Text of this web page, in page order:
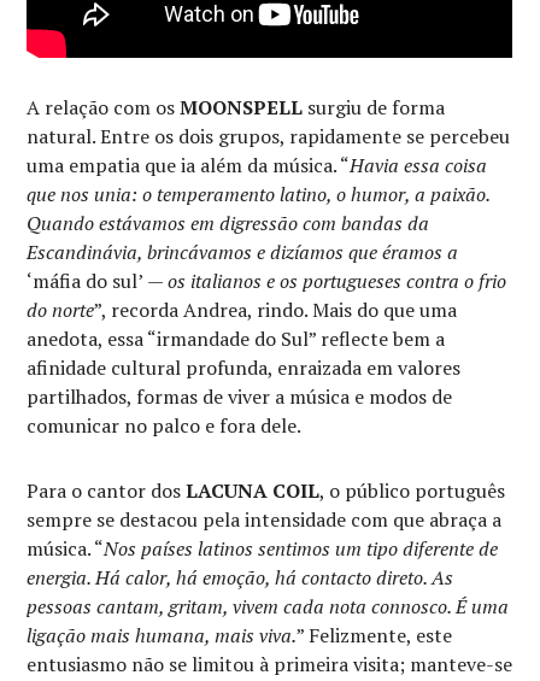
A relação com osMOONSPELL surgiu de forma
natural. Entre os dois grupos, rapidamente se percebeu
uma empatia que ia além da música. “Havia essa coisa
que nos unia: o temperamento latino, o humor, a paixão.
Quando estávamos em digressão com bandas da
Escandinávia, brincávamos e dizíamos que éramos a
‘máfia do sul’ — os italianos e os portugueses contra o frio
do norte”, recorda Andrea, rindo. Mais do que uma
anedota, essa “irmandade do Sul” reflecte bem a
afinidade cultural profunda, enraizada em valores
partilhados, formas de viver a música e modos de
comunicar no palco e fora dele.
Para o cantor dosLACUNA COIL, o público português
sempre se destacou pela intensidade com que abraça a
música. “Nos países latinos sentimos um tipo diferente de
energia. Há calor, há emoção, há contacto direto. As
pessoas cantam, gritam, vivem cada nota connosco. É uma
ligação mais humana, mais viva.” Felizmente, este
entusiasmo não se limitou à primeira visita; manteve-se